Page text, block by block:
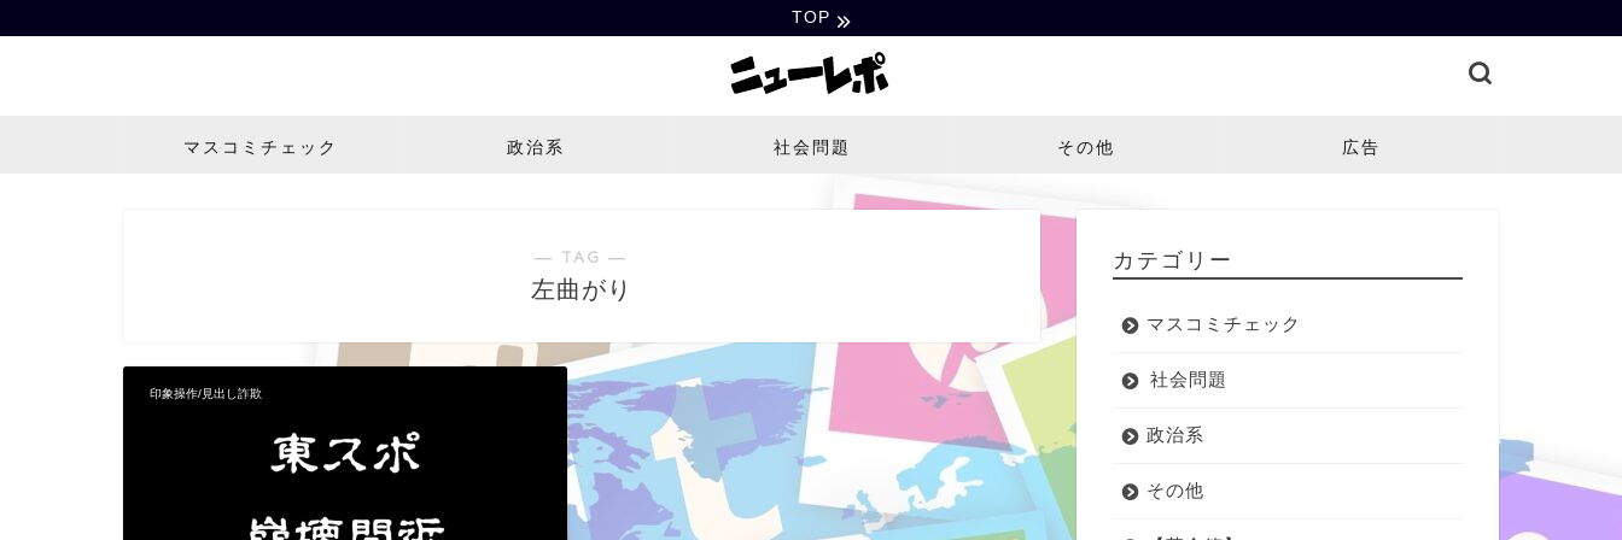
TOP
マスコミチェック 政治系 社会問題 その他 広告
― TAG ―
左曲がり
印象操作/見出し詐欺
カテゴリー
マスコミチェック
社会問題
政治系
その他